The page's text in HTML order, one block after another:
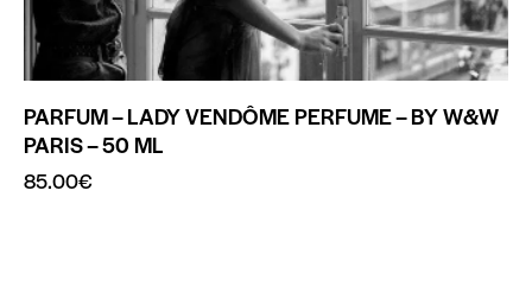
PARFUM – LADY VENDÔME PERFUME – BY W&W
PARIS – 50 ML
85.00€